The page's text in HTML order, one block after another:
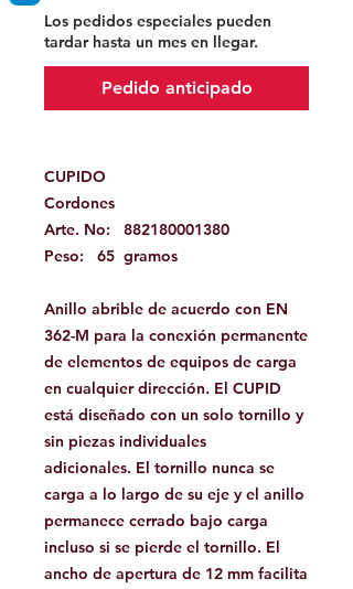
Los pedidos especiales pueden
tardar hasta un mes en llegar.
Pedido anticipado
CUPIDO
Cordones
Arte. No:
882180001380
Peso:
65 gramos
Anillo abrible de acuerdo con EN
362-M para la conexión permanente
de elementos de equipos de carga
en cualquier dirección. El CUPID
está diseñado con un solo tornillo y
sin piezas individuales
adicionales. El tornillo nunca se
carga a lo largo de su eje y el anillo
permanece cerrado bajo carga
incluso si se pierde el tornillo. El
ancho de apertura de 12 mm facilita